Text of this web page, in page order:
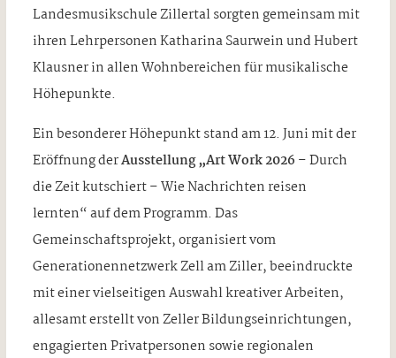
Landesmusikschule Zillertal sorgten gemeinsam mit
ihren Lehrpersonen Katharina Saurwein und Hubert
Klausner in allen Wohnbereichen für musikalische
Höhepunkte.
Ein besonderer Höhepunkt stand am 12. Juni mit der
Eröffnung derAusstellung „Art Work 2026 – Durch
die Zeit kutschiert – Wie Nachrichten reisen
lernten“ auf dem Programm. Das
Gemeinschaftsprojekt, organisiert vom
Generationennetzwerk Zell am Ziller, beeindruckte
mit einer vielseitigen Auswahl kreativer Arbeiten,
allesamt erstellt von Zeller Bildungseinrichtungen,
engagierten Privatpersonen sowie regionalen